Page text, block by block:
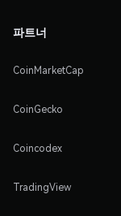
파트너
CoinMarketCap
CoinGecko
Coincodex
TradingView